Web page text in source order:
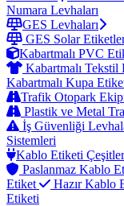
Numara Levhaları
GES Levhaları
GES Solar
Kabartmalı PVC
Kabartmalı Tekstil
Kabartmalı Kupa
Trafik Otopark
Plastik ve Metal
İş Güvenliği
Sistemleri
Kablo Etiketi
Paslanmaz Kablo
Etiket
Hazır Kablo
Etiketi